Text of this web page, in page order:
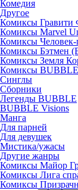
Комедия
Другое
Комиксы Гравити
Комиксы Marvel
Комиксы Человек-
Комиксы Бэтмен
Комиксы Земля
Комиксы BUBBLE
Синглы
Сборники
Легенды BUBBLE
BUBBLE Visions
Манга
Для парней
Для девушек
Мистика/ужасы
Другие жанры
Комиксы Майор
Комиксы Лига
Комиксы